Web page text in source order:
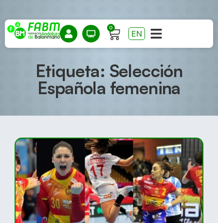
0
EN
Etiqueta: Selección
Española femenina